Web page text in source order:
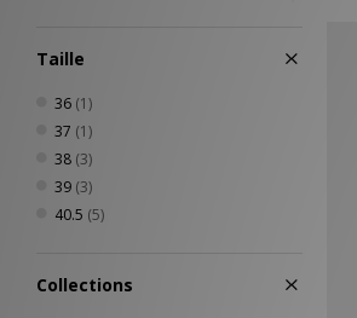
Salomon
Saucony
Scarpa
UGG(4)
Vans(1)
Taille
36 (1)
37 (1)
38 (3)
39 (3)
40.5 (5)
Collections